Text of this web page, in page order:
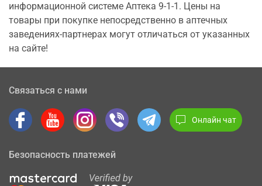
информационной системе Аптека 9-1-1. Цены на
товары при покупке непосредственно в аптечных
заведениях-партнерах могут отличаться от указанных
на сайте!
Связаться с нами
Онлайн чат
Безопасность платежей